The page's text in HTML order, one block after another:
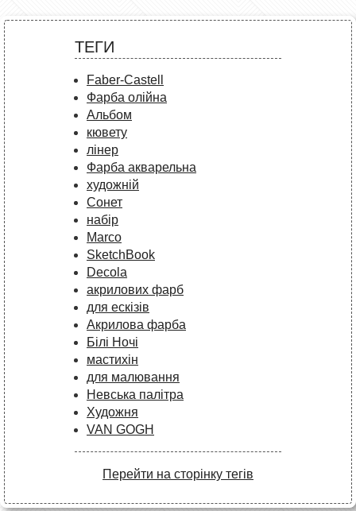
ТЕГИ
Faber-Castell
Фарба олійна
Альбом
кювету
лінер
Фарба акварельна
художній
Сонет
набір
Marco
SketchBook
Decola
акрилових фарб
для ескізів
Акрилова фарба
Білі Ночі
мастихін
для малювання
Невська палітра
Художня
VAN GOGH
Перейти на сторінку тегів